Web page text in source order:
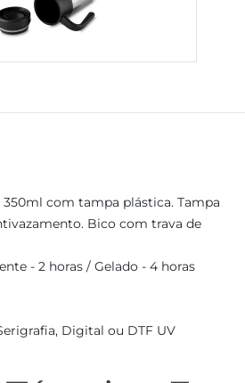
350ml com tampa plástica. Tampa
Bico com trava de
- 2 horas / Gelado - 4 horas
Digital ou DTF UV